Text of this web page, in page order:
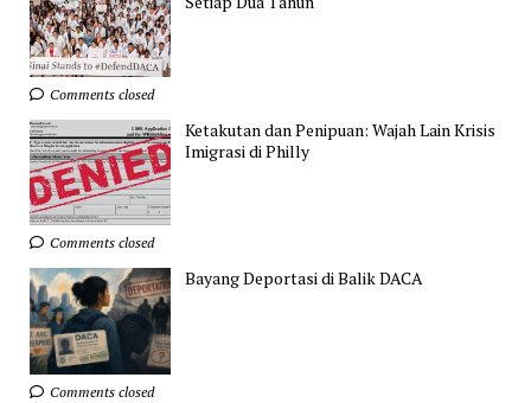
Comments closed
Ketakutan dan Penipuan: Wajah Lain Krisis
Imigrasi di Philly
Comments closed
Bayang Deportasi di Balik DACA
Comments closed